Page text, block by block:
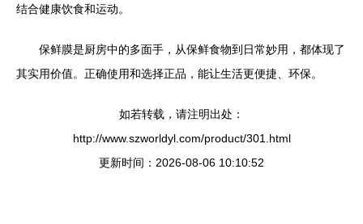
结合健康饮食和运动。
保鲜膜是厨房中的多面手，从保鲜食物到日常妙用，都体现了
其实用价值。正确使用和选择正品，能让生活更便捷、环保。
如若转载，请注明出处：
http://www.szworldyl.com/product/301.html
更新时间：2026-08-06 10:10:52